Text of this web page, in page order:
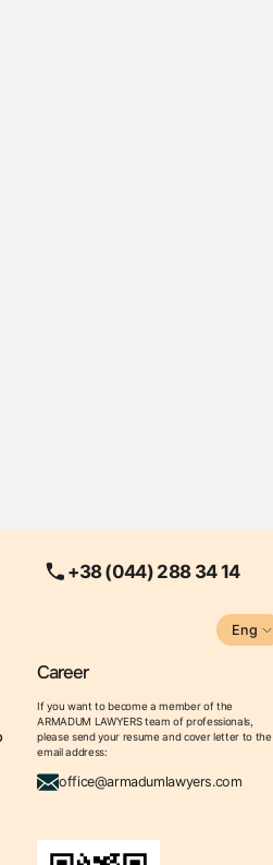
+38 (044) 288 34 14
Eng
Career
If you want to become a member of the
ARMADUM LAWYERS team of professionals,
please send your resume and cover letter to the
email address:
office@armadumlawyers.com